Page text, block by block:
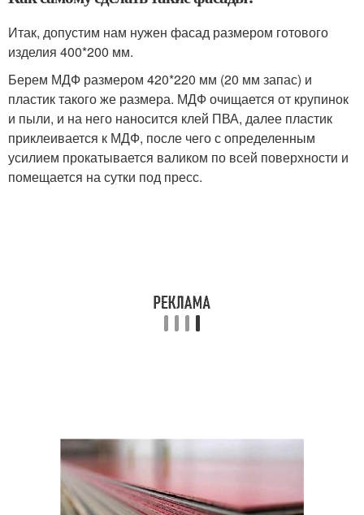
Итак, допустим нам нужен фасад размером готового
изделия 400*200 мм.
Берем МДФ размером 420*220 мм (20 мм запас) и
пластик такого же размера. МДФ очищается от крупинок
и пыли, и на него наносится клей ПВА, далее пластик
приклеивается к МДФ, после чего с определенным
усилием прокатывается валиком по всей поверхности и
помещается на сутки под пресс.